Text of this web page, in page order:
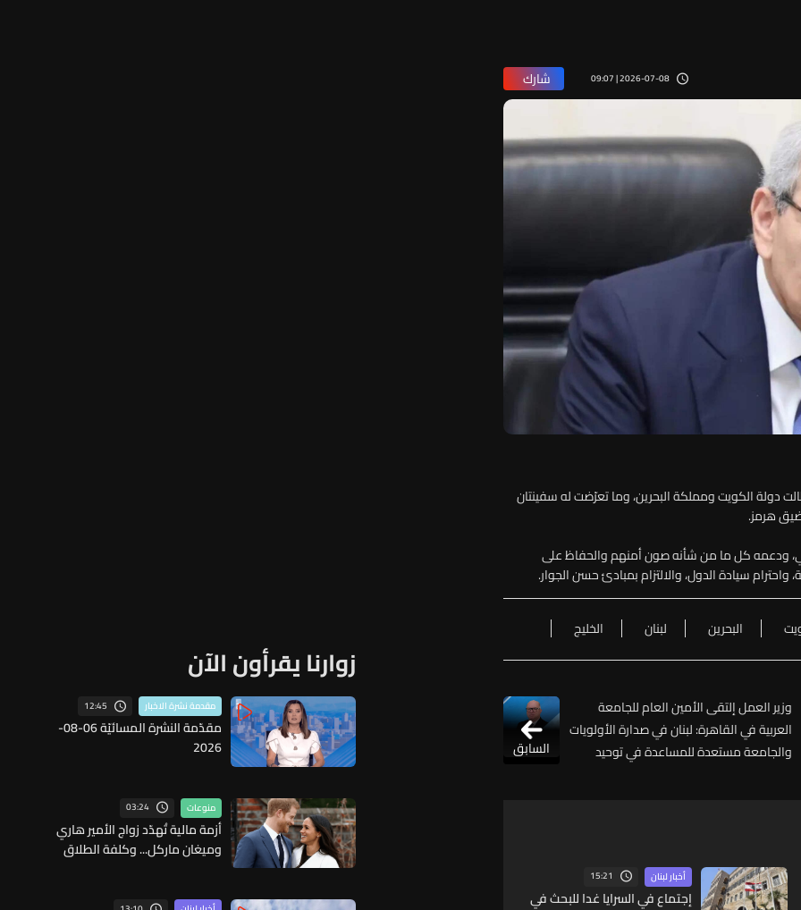
2026-07-08 | 09:07 شارك
دولة الكويت ومملكة البحرين، وما تعرّضت له سفينتان
هرمز.
ودعمه كل ما من شأنه صون أمنهم والحفاظ على
سيادة الدول، والالتزام بمبادئ حسن الجوار.
البحرين لبنان الخليج
وزير العمل إلتقى الأمين العام للجامعة
العربية في القاهرة: لبنان في صدارة الأولويات
والجامعة مستعدة للمساعدة في توحيد
السابق
أخبار لبنان 15:21
إجتماع في السرايا غدا للبحث في
زوارنا يقرأون الآن
مقدمة نشرة الاخبار 12:45
مقدّمة النشرة المسائيّة 06-08-
2026
منوعات 03:24
أزمة مالية تُهدّد زواج الأمير هاري
وميغان ماركل... وكلفة الطلاق